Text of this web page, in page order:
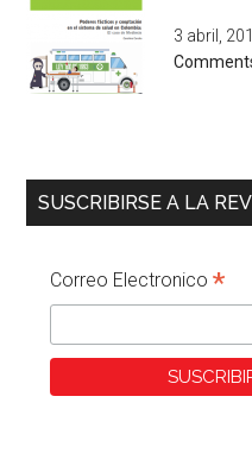
3 abril,
SUSCRIBIRSE A LA
Correo Electronico*